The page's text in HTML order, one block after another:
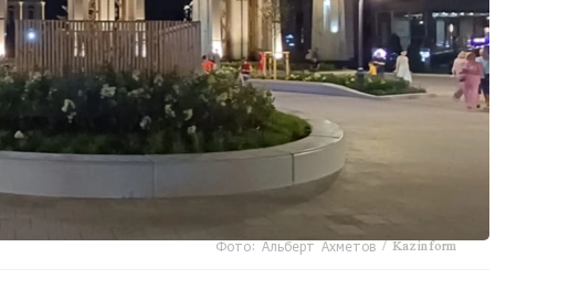
Фото: Альберт Ахметов / Kazinform